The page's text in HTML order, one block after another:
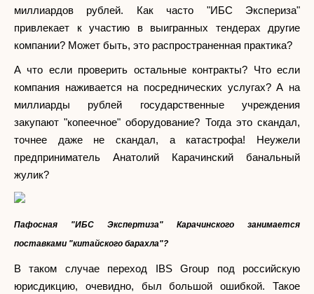
миллиардов рублей. Как часто "ИБС Экспериза"
привлекает к участию в выигранных тендерах другие
компании? Может быть, это распространенная практика?
А что если проверить остальные контракты? Что если
компания наживается на посреднических услугах? А на
миллиарды рублей государственные учреждения
закупают "копеечное" оборудование? Тогда это скандал,
точнее даже не скандал, а катастрофа! Неужели
предприниматель Анатолий Карачинский банальный
жулик?
Пафосная "ИБС Экспертиза" Карачинского занимается
поставками "китайского барахла"?
В таком случае переход IBS Group под российскую
юрисдикцию, очевидно, был большой ошибкой. Такое